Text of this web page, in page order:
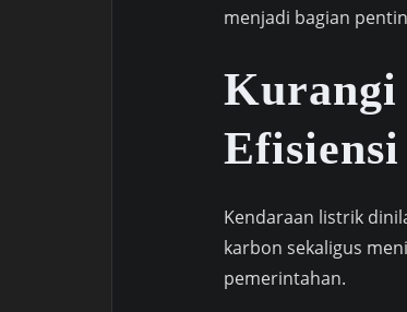
menjadi bagian
Kurangi
Efisiensi
Kendaraan listrik
karbon sekaligus
pemerintahan.